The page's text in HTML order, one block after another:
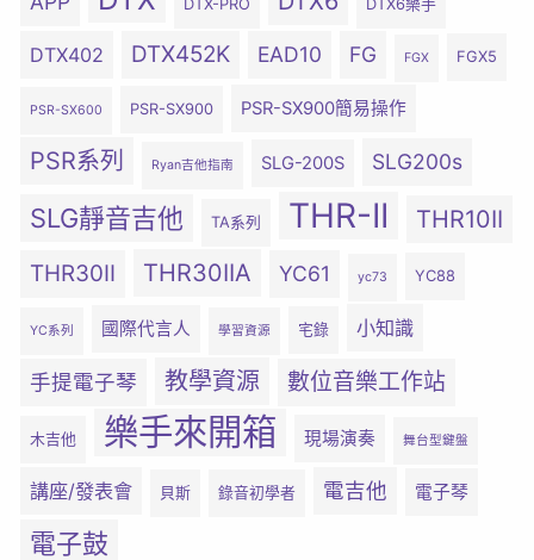
DTX-PRO DTX6樂手
DTX402 DTX452K EAD10 FG FGX FGX5
PSR-SX600 PSR-SX900 PSR-SX900簡易操作
PSR系列 Ryan吉他指南 SLG-200S SLG200s
SLG靜音吉他 TA系列 THR-II THR10II
THR30II THR30IIA YC61 yc73 YC88
YC系列 國際代言人 學習資源 宅錄 小知識
手提電子琴 教學資源 數位音樂工作站
木吉他 樂手來開箱 現場演奏 舞台型鍵盤
講座/發表會 貝斯 錄音初學者 電吉他 電子琴
電子鼓